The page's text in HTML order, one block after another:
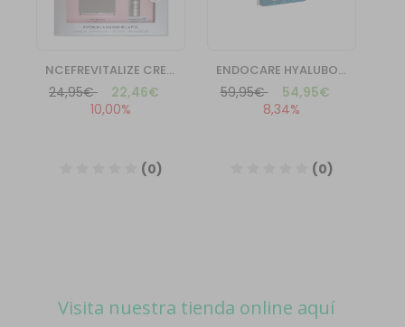
Visita nuestra tienda online aquí